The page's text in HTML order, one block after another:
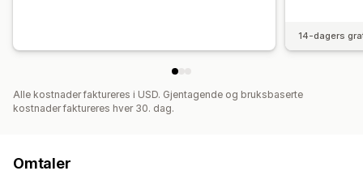
14-dagers
Alle kostnader faktureres i USD. Gjentagende og bruksbaserte
kostnader faktureres hver 30. dag.
Omtaler